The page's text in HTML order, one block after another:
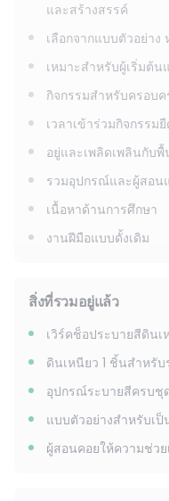
และสร้างสรรค์
เลือกจากแบบตัวอย่า
เหมาะสำหรับผู้เริ่มต้
กิจกรรมสำหรับครอบ
เวลาเข้าร่วมกิจกรร
อยู่และเพลิดเพลินกับพื้
รวมอุปกรณ์และผู้สอน
เนื้อหาด้านการศึกษา
งานฝีมือแบบดั้งเดิม
สิ่งที่รวมอยู่แล้ว
เวิร์คช็อประบายสีดินเ
ดินเหนียว 1 ชิ้นสำหรับ
อุปกรณ์ระบายสีครบชุ
แบบตัวอย่างสำหรับเ
ผู้สอนคอยให้ความช่ว